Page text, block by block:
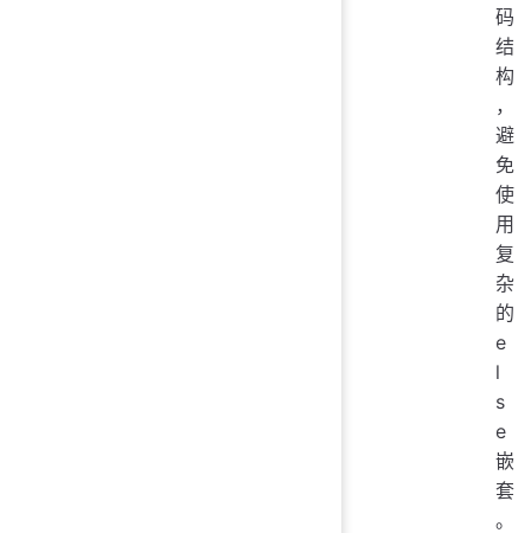
码
结
构
，
避
免
使
用
复
杂
的
e
l
s
e
嵌
套
。